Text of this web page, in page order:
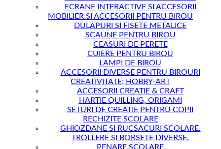
ECRANE INTERACTIVE SI ACCESORII
MOBILIER SI ACCESORII PENTRU BIROU
DULAPURI SI FISETE METALICE
SCAUNE PENTRU BIROU
CEASURI DE PERETE
CUIERE PENTRU BIROU
LAMPI DE BIROU
ACCESORII DIVERSE PENTRU BIROURI
CREATIVITATE; HOBBY-ART
ACCESORII CREATIE & CRAFT
HARTIE QUILLING, ORIGAMI
SETURI DE CREATIE PENTRU COPII
RECHIZITE SCOLARE
GHIOZDANE SI RUCSACURI SCOLARE.
TROLLERE SI BORSETE DIVERSE.
PENARE SCOLARE